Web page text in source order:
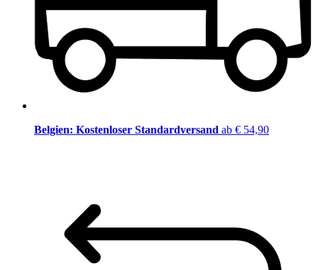
Belgien: Kostenloser Standardversand ab € 54,90